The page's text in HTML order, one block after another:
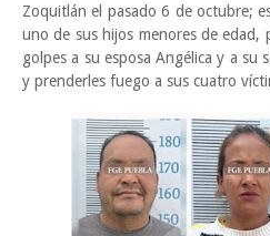
Zoquitlán el pasado 6 de octubre;
uno de sus hijos menores de edad,
golpes a su esposa Angélica y a su
y prenderles fuego a sus cuatro